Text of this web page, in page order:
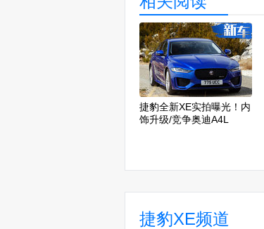
捷豹全新XE实拍曝光！内
饰升级/竞争奥迪A4L
捷豹XE频道